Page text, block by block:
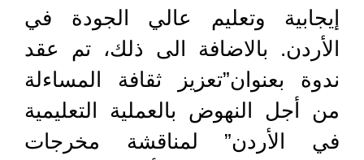
إيجابية وتعليم عالي الجودة في
الأردن. بالاضافة الى ذلك، تم عقد
ندوة بعنوان”تعزيز ثقافة المساءلة
من أجل النهوض بالعملية التعليمية
في الأردن” لمناقشة مخرجات